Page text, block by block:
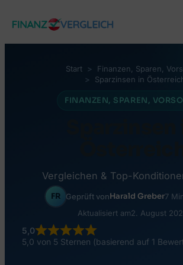
Inhalt
Autokredit
Umschuldung
RATGEBER & WISSEN
Lebensversicherung
Grenzgänger-Versicherung
Private Krankenversicherung
Versicherungsmakler finden
Online-Depot
Online-Broker
Robo-Advisor
BELIEBTE THEMEN
Wohnbauförderung Österreich
Bonität & KSV
Start Finanzen, Sparen,
Sparzinsen in
FINANZEN, SPAREN,
Vergleichen & Top-
FR Geprüft vonHarald Greber7
Aktualisiert am2. August
5,0
5,0 von 5 Sternen (basierend auf 1